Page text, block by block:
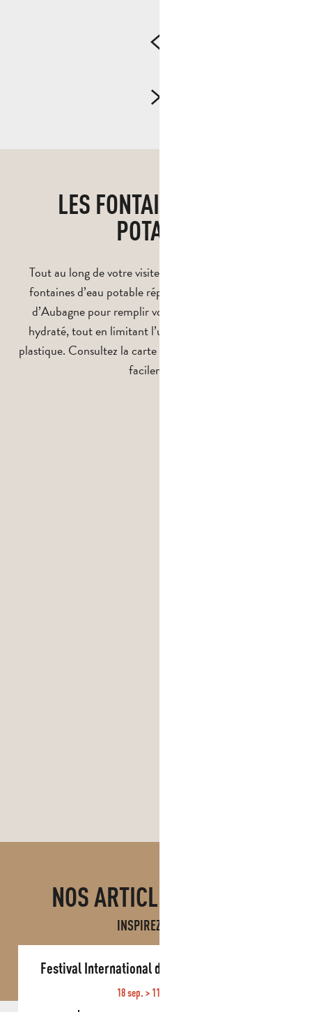
LES FONTAINES D'EAU
POTABLE
Tout au long de votre visite, profitez des nombreuses
fontaines d’eau potable réparties dans le centre-ville
d’Aubagne pour remplir votre gourde et rester bien
hydraté, tout en limitant l’utilisation de bouteilles en
plastique. Consultez la carte ci-dessous pour les localiser
facilement.
NOS ARTICLES DE BLOG
INSPIREZ VOUS !
Festival International d’Orgue de Roquevaire
18 sep. > 11 oct. 2026